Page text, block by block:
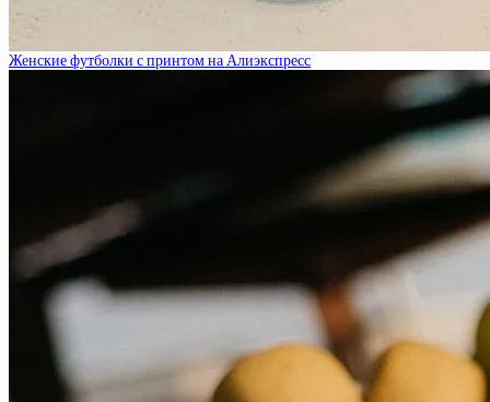
Женские футболки с принтом на Алиэкспресс